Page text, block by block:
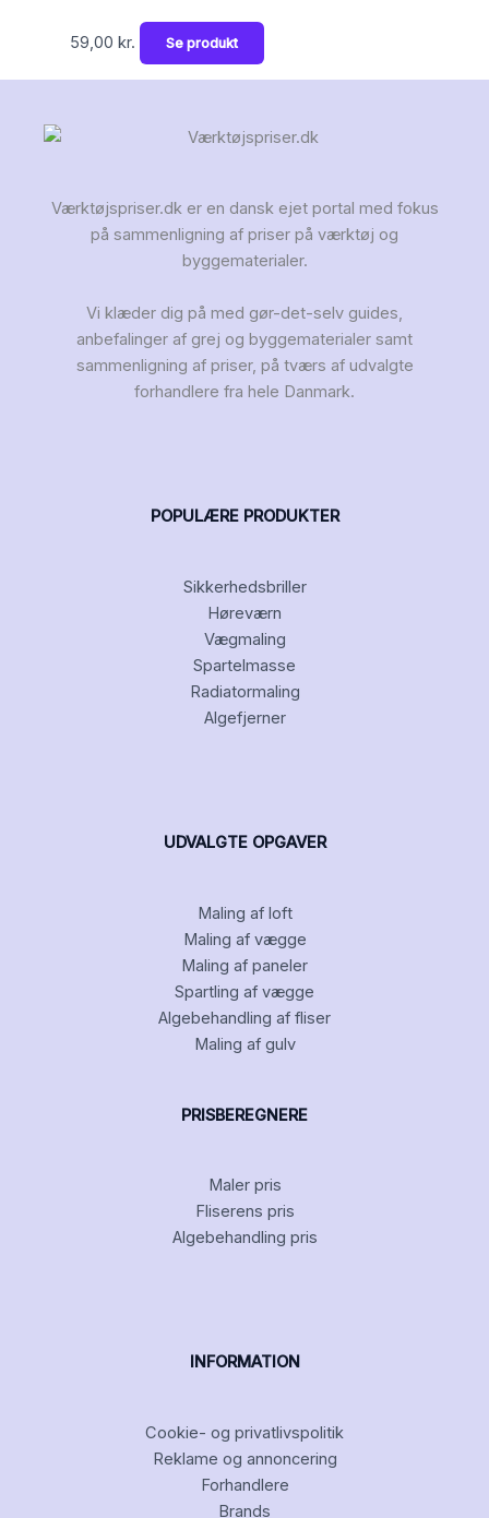
59,00 kr. Se produkt
Værktøjspriser.dk er en dansk ejet portal med fokus
på sammenligning af priser på værktøj og
byggematerialer.
Vi klæder dig på med gør-det-selv guides,
anbefalinger af grej og byggematerialer samt
sammenligning af priser, på tværs af udvalgte
forhandlere fra hele Danmark.
POPULÆRE PRODUKTER
Sikkerhedsbriller
Høreværn
Vægmaling
Spartelmasse
Radiatormaling
Algefjerner
UDVALGTE OPGAVER
Maling af loft
Maling af vægge
Maling af paneler
Spartling af vægge
Algebehandling af fliser
Maling af gulv
PRISBEREGNERE
Maler pris
Fliserens pris
Algebehandling pris
INFORMATION
Cookie- og privatlivspolitik
Reklame og annoncering
Forhandlere
Brands